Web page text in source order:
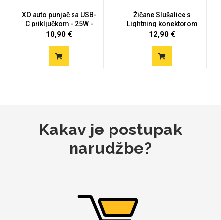
XO auto punjač sa USB-
C priključkom - 25W -
cr...
10,90 €
Žičane Slušalice s
Lightning konektorom
12,90 €
Kakav je postupak
narudžbe?
Mix